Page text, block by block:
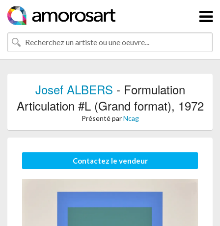
Josef ALBERS - Formulation
Articulation #L (Grand format), 1972
Présenté parNcag
Contactez le vendeur